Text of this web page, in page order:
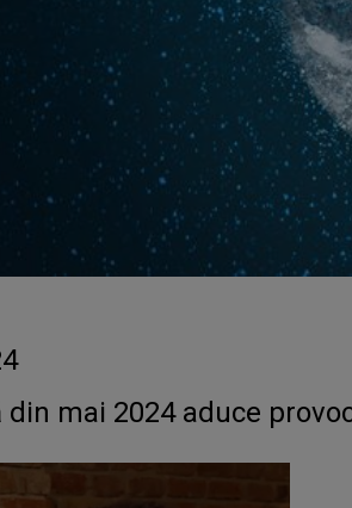
din mai 2024 aduce